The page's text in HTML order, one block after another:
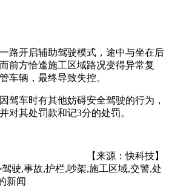
路开启辅助驾驶模式，途中与坐在后
前方恰逢施工区域路况变得异常复
车辆，最终导致失控。
驾车时有其他妨碍安全驾驶的行为，
对其处罚款和记3分的处罚。
【来源：快科技】
驶,事故,护栏,吵架,施工区域,交警,处
新闻